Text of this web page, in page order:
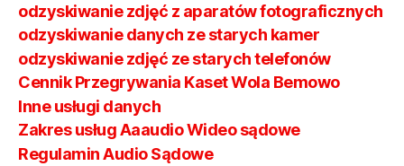
odzyskiwanie zdjęć z aparatów fotograficznych
odzyskiwanie danych ze starych kamer
odzyskiwanie zdjęć ze starych telefonów
Cennik Przegrywania Kaset Wola Bemowo
Inne usługi danych
Zakres usług Aaaudio Wideo sądowe
Regulamin Audio Sądowe